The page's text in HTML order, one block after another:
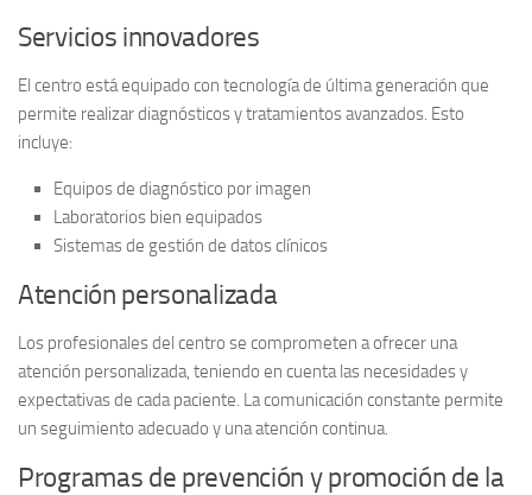
Servicios innovadores
El centro está equipado con tecnología de última generación que
permite realizar diagnósticos y tratamientos avanzados. Esto
incluye:
Equipos de diagnóstico por imagen
Laboratorios bien equipados
Sistemas de gestión de datos clínicos
Atención personalizada
Los profesionales del centro se comprometen a ofrecer una
atención personalizada, teniendo en cuenta las necesidades y
expectativas de cada paciente. La comunicación constante permite
un seguimiento adecuado y una atención continua.
Programas de prevención y promoción de la